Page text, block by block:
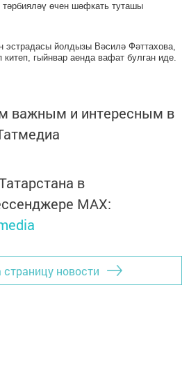
өчен шәфкать туташы
эстрадасы йолдызы Вәсилә Фәттахова,
гыйнвар аенда вафат булган иде.
важным и интересным в
в
MАХ:
страницу новости